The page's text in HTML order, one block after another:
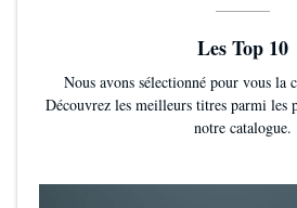
Les Top 10
Nous avons sélectionné pour vous la
Découvrez les meilleurs titres parmi les
notre catalogue.